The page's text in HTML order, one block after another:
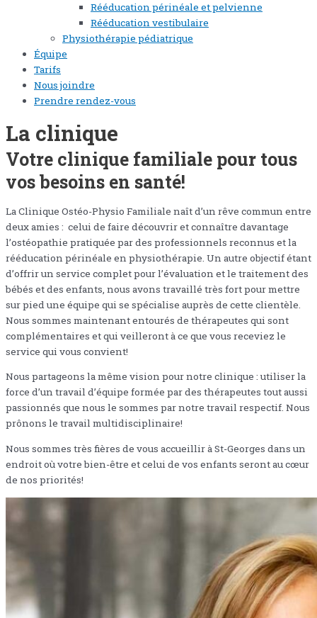
Rééducation périnéale et pelvienne
Rééducation vestibulaire
Physiothérapie pédiatrique
Équipe
Tarifs
Nous joindre
Prendre rendez-vous
La clinique
Votre clinique familiale pour tous
vos besoins en santé!
La Clinique Ostéo-Physio Familiale naît d’un rêve commun entre
deux amies : celui de faire découvrir et connaître davantage
l’ostéopathie pratiquée par des professionnels reconnus et la
rééducation périnéale en physiothérapie. Un autre objectif étant
d’offrir un service complet pour l’évaluation et le traitement des
bébés et des enfants, nous avons travaillé très fort pour mettre
sur pied une équipe qui se spécialise auprès de cette clientèle.
Nous sommes maintenant entourés de thérapeutes qui sont
complémentaires et qui veilleront à ce que vous receviez le
service qui vous convient!
Nous partageons la même vision pour notre clinique : utiliser la
force d’un travail d’équipe formée par des thérapeutes tout aussi
passionnés que nous le sommes par notre travail respectif. Nous
prônons le travail multidisciplinaire!
Nous sommes très fières de vous accueillir à St-Georges dans un
endroit où votre bien-être et celui de vos enfants seront au cœur
de nos priorités!